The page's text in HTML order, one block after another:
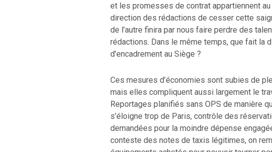
et les promesses de contrat appartiennent
direction des rédactions de cesser cette
de l’autre finira par nous faire perdre des
rédactions. Dans le même temps, que fait la
d’encadrement au Siège ?
Ces mesures d’économies sont subies de
mais elles compliquent aussi largement le
Reportages planifiés sans OPS de manière
s’éloigne trop de Paris, contrôle des
demandées pour la moindre dépense
conteste des notes de taxis légitimes, on